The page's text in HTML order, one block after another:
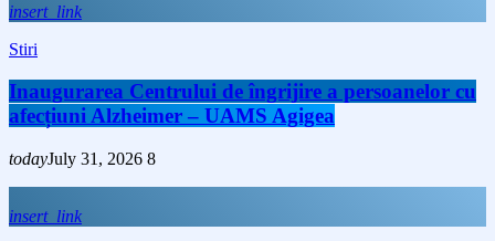
insert_link
Stiri
Inaugurarea Centrului de îngrijire a persoanelor cu
afecțiuni Alzheimer – UAMS Agigea
todayJuly 31, 2026 8
insert_link